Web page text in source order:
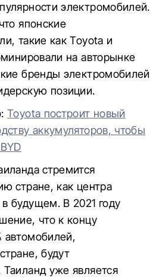
электромобилей.
японские
такие как Toyota и
на авторынке
бренды электромобилей
позиции.
Toyota построит новый
аккумуляторов, чтобы
стремится
стране, как центра
будущем. В 2021 году
что к концу
автомобилей,
будут
уже является